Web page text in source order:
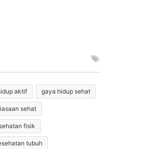
aktif gaya hidup sehat
sehat
fisik
tubuh